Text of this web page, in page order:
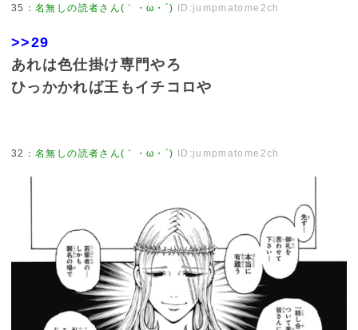
35 ：名無しの読者さん(｀・ω・´) ID:jumpmatome2ch
>>29
あれは色仕掛け専門やろ
ひっかかれば王もイチコロや
32 ：名無しの読者さん(｀・ω・´) ID:jumpmatome2ch